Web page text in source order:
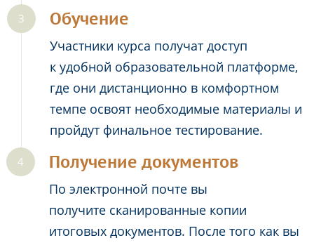
Обучение
Участники курса получат доступ
к удобной образовательной платформе,
где они дистанционно в комфортном
темпе освоят необходимые материалы и
пройдут финальное тестирование.
Получение документов
По электронной почте вы
получите сканированные копии
итоговых документов. После того как вы